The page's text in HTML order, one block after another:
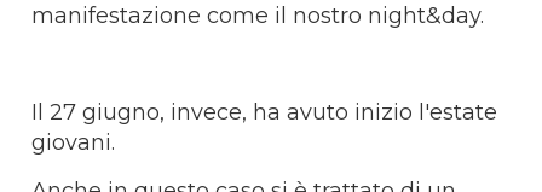
manifestazione come il nostro night&day.
Il 27 giugno, invece, ha avuto inizio l'estate
giovani.